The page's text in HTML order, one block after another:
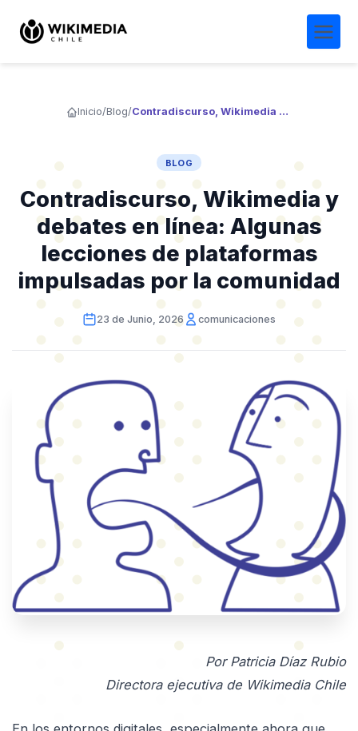
Inicio/Blog/ Contradiscurso, Wikimedia y debates en línea: Algunas lecciones de plataformas impulsadas por la comunidad
BLOG
Contradiscurso, Wikimedia y
debates en línea: Algunas
lecciones de plataformas
impulsadas por la comunidad
23 de Junio, 2026 comunicaciones
Por Patricia Díaz Rubio
Directora ejecutiva de Wikimedia Chile